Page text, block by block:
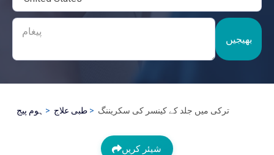
بھیجیں
ہوم پیج طبی علاج ترکی میں جلد کے کینسر کی سکریننگ
شیئر کریں